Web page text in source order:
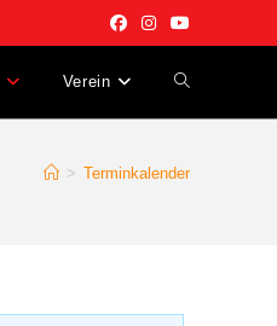
Verein
> Terminkalender